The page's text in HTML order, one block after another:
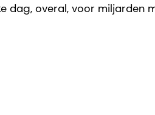
dag, overal, voor miljarden